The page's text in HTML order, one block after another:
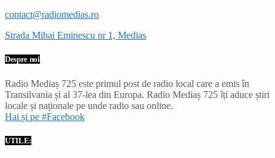
contact@radiomedias.ro
Strada Mihai Eminescu nr 1, Medias
Despre noi
Radio Mediaș 725 este primul post de radio local care a emis în
Transilvania și al 37-lea din Europa. Radio Mediaș 725 îți aduce știri
locale și naționale pe unde radio sau online.
Hai și pe #Facebook
UTILE: